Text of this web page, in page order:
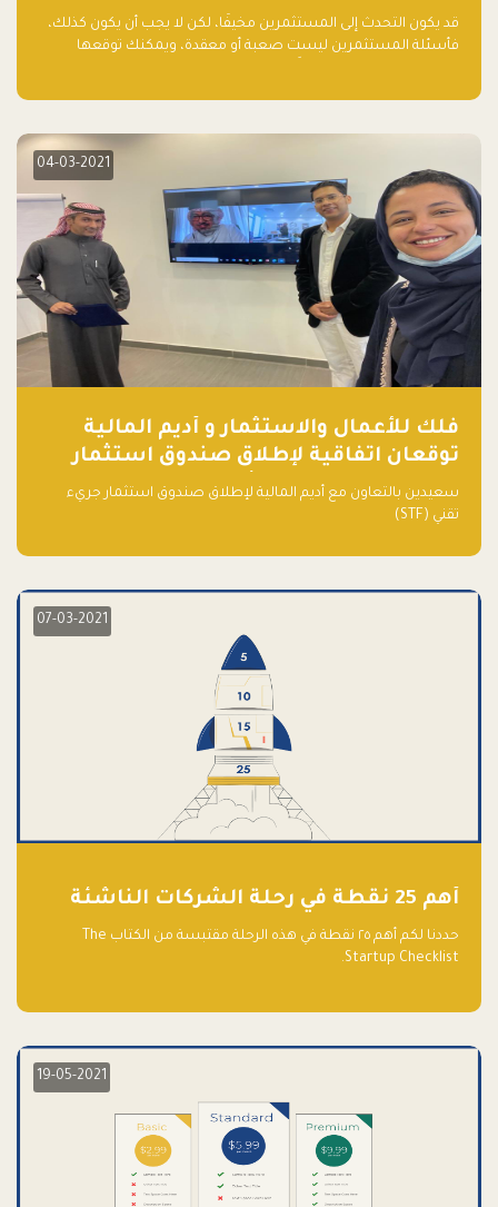
قد يكون التحدث إلى المستثمرين مخيفًا، لكن لا يجب أن يكون كذلك،
فأسئلة المستثمرين ليست صعبة أو معقدة، ويمكنك توقعها
04-03-2021
فلك للأعمال والاستثمار و أديم المالية
توقعان اتفاقية لإطلاق صندوق استثمار
جريء تقني (STF) - مشغل من قبل فـلك
سعيدين بالتعاون مع أديم المالية لإطلاق صندوق استثمار جريء
تقني (STF)
07-03-2021
أهم 25 نقطة في رحلة الشركات الناشئة
حددنا لكم أهم ٢٥ نقطة في هذه الرحلة مقتبسة من الكتاب The
Startup Checklist.
19-05-2021